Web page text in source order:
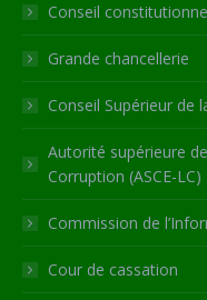
windowwindowwindowwindow
new
Conseil
Grande chancellerie
Conseil Supérieur de
Autorité supérieure
Corruption (ASCE-LC)
Commission de
Cour de cassation